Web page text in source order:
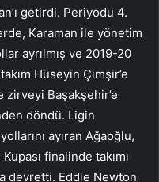
getirdi. Periyodu 4.
Karaman ile yönetim
ayrılmış ve 2019-20
Hüseyin Çimşir’e
Başakşehir’e
döndü. Ligin
ayıran Ağaoğlu,
finalinde takımı
devretti. Eddie Newton